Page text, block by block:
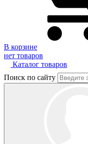
В корзине
нет товаров
Каталог товаров
Поиск по сайту